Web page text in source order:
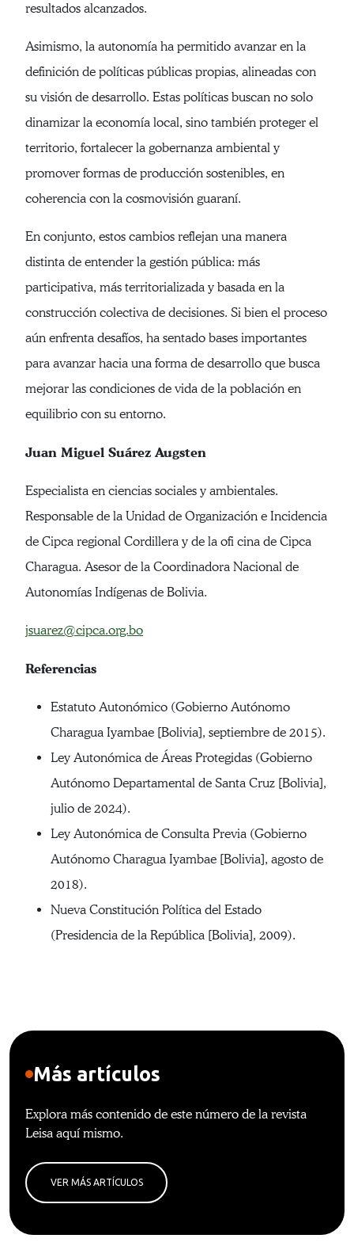
resultados alcanzados.
Asimismo, la autonomía ha permitido avanzar en la
definición de políticas públicas propias, alineadas con
su visión de desarrollo. Estas políticas buscan no solo
dinamizar la economía local, sino también proteger el
territorio, fortalecer la gobernanza ambiental y
promover formas de producción sostenibles, en
coherencia con la cosmovisión guaraní.
En conjunto, estos cambios reflejan una manera
distinta de entender la gestión pública: más
participativa, más territorializada y basada en la
construcción colectiva de decisiones. Si bien el proceso
aún enfrenta desafíos, ha sentado bases importantes
para avanzar hacia una forma de desarrollo que busca
mejorar las condiciones de vida de la población en
equilibrio con su entorno.
Juan Miguel Suárez Augsten
Especialista en ciencias sociales y ambientales.
Responsable de la Unidad de Organización e Incidencia
de Cipca regional Cordillera y de la ofi cina de Cipca
Charagua. Asesor de la Coordinadora Nacional de
Autonomías Indígenas de Bolivia.
jsuarez@cipca.org.bo
Referencias
Estatuto Autonómico (Gobierno Autónomo
Charagua Iyambae [Bolivia], septiembre de 2015).
Ley Autonómica de Áreas Protegidas (Gobierno
Autónomo Departamental de Santa Cruz [Bolivia],
julio de 2024).
Ley Autonómica de Consulta Previa (Gobierno
Autónomo Charagua Iyambae [Bolivia], agosto de
2018).
Nueva Constitución Política del Estado
(Presidencia de la República [Bolivia], 2009).
Más artículos
Explora más contenido de este número de la revista
Leisa aquí mismo.
VER MÁS ARTÍCULOS